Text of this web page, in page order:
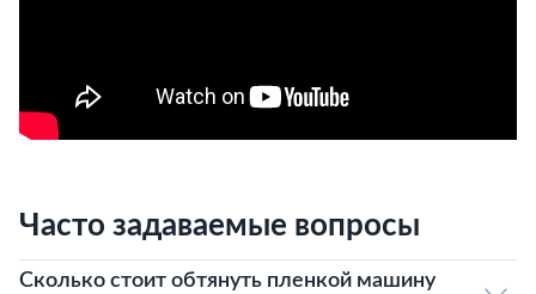
Часто задаваемые вопросы
Сколько стоит обтянуть пленкой машину